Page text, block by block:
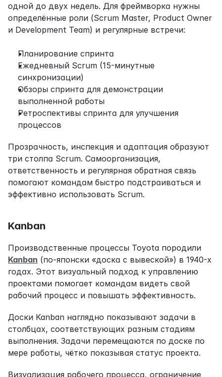
одной до двух недель. Для фреймворка нужны
определённые роли (Scrum Master, Product Owner
и Development Team) и регулярные встречи:
Планирование спринта
Ежедневный Scrum (15-минутные
синхронизации)
Обзоры спринта для демонстрации
выполненной работы
Ретроспективы спринта для улучшения
процессов
Прозрачность, инспекция и адаптация образуют
три столпа Scrum. Самоорганизация,
ответственность и регулярная обратная связь
помогают командам быстро подстраиваться и
эффективно использовать Scrum.
Kanban
Kanban (по-японски «доска с вывеской») в 1940-х
годах. Этот визуальный подход к управлению
проектами помогает командам видеть свой
рабочий процесс и повышать эффективность.
Доски Kanban наглядно показывают задачи в
столбцах, соответствующих разным стадиям
выполнения. Задачи перемещаются по доске по
мере работы, чётко показывая статус проекта.
Визуализация рабочего процесса, ограничение